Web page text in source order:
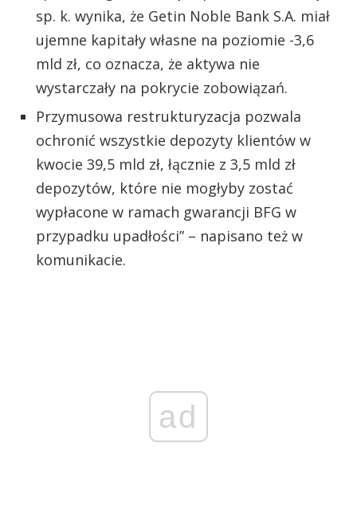
sp. k. wynika, że Getin Noble Bank S.A. miał
ujemne kapitały własne na poziomie -3,6
mld zł, co oznacza, że aktywa nie
wystarczały na pokrycie zobowiązań.
Przymusowa restrukturyzacja pozwala
ochronić wszystkie depozyty klientów w
kwocie 39,5 mld zł, łącznie z 3,5 mld zł
depozytów, które nie mogłyby zostać
wypłacone w ramach gwarancji BFG w
przypadku upadłości” – napisano też w
komunikacie.
ad